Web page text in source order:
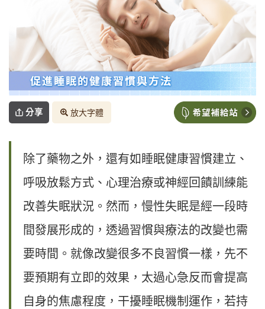
分享 放大字體
除了藥物之外，還有如睡眠健康習慣建立、
呼吸放鬆方式、心理治療或神經回饋訓練能
改善失眠狀況。然而，慢性失眠是經一段時
間發展形成的，透過習慣與療法的改變也需
要時間。就像改變很多不良習慣一樣，先不
要預期有立即的效果，太過心急反而會提高
自身的焦慮程度，干擾睡眠機制運作，若持